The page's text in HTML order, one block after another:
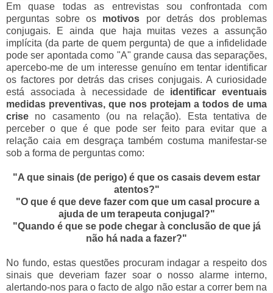
Em quase todas as entrevistas sou confrontada com
perguntas sobre os motivos por detrás dos problemas
conjugais. E ainda que haja muitas vezes a assunção
implícita (da parte de quem pergunta) de que a infidelidade
pode ser apontada como "A" grande causa das separações,
apercebo-me de um interesse genuíno em tentar identificar
os factores por detrás das crises conjugais. A curiosidade
está associada à necessidade de identificar eventuais
medidas preventivas, que nos protejam a todos de uma
crise no casamento (ou na relação). Esta tentativa de
perceber o que é que pode ser feito para evitar que a
relação caia em desgraça também costuma manifestar-se
sob a forma de perguntas como:
"A que sinais (de perigo) é que os casais devem estar
atentos?"
"O que é que deve fazer com que um casal procure a
ajuda de um terapeuta conjugal?"
"Quando é que se pode chegar à conclusão de que já
não há nada a fazer?"
No fundo, estas questões procuram indagar a respeito dos
sinais que deveriam fazer soar o nosso alarme interno,
alertando-nos para o facto de algo não estar a correr bem na